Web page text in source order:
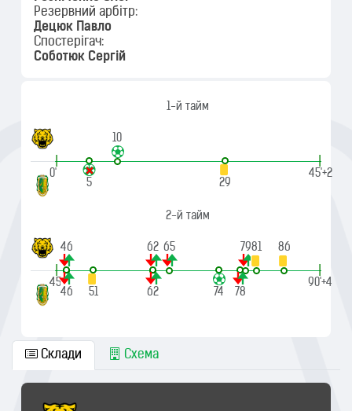
Резервний арбітр:
Децюк Павло
Спостерігач:
Соботюк Сергій
1-й тайм
10
|
0'
5
29
|
45'+2
2-й тайм
46 62 65 7981 86
|
45'
46
51 62 74 78
|
90'+4
Склади Схема